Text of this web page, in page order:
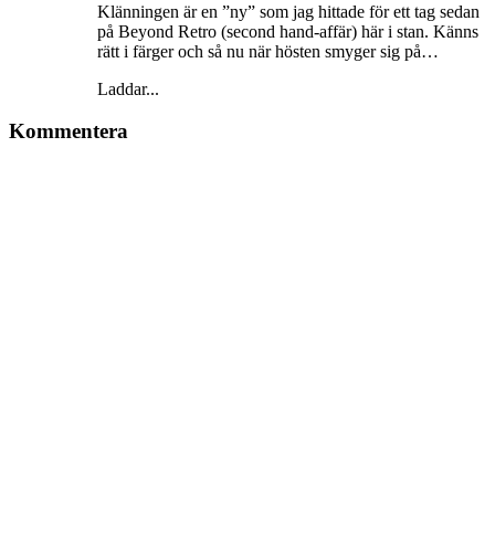
Klänningen är en ”ny” som jag hittade för ett tag sedan
på Beyond Retro (second hand-affär) här i stan. Känns
rätt i färger och så nu när hösten smyger sig på…
Laddar...
Kommentera